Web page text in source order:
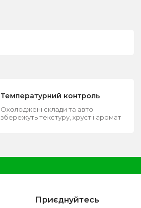
Температурний контроль
Охолоджені склади та авто
збережуть текстуру, хруст і аромат
Приєднуйтесь